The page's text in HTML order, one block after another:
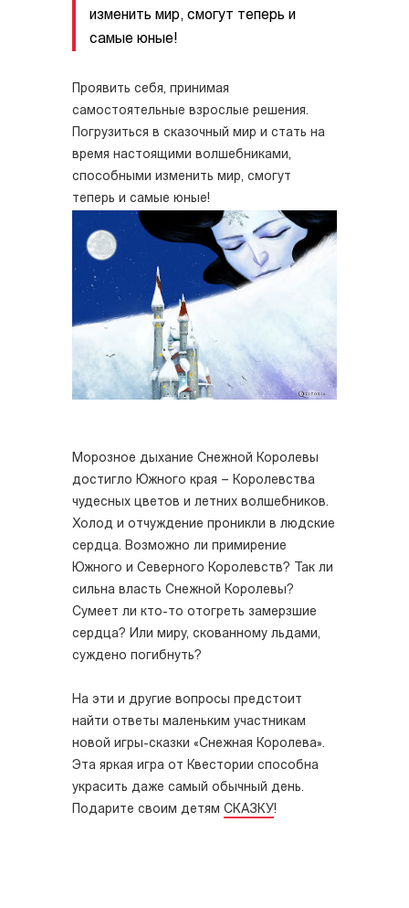
изменить мир, смогут теперь и
самые юные!
Проявить себя, принимая
самостоятельные взрослые решения.
Погрузиться в сказочный мир и стать на
время настоящими волшебниками,
способными изменить мир, смогут
теперь и самые юные!
Морозное дыхание Снежной Королевы
достигло Южного края – Королевства
чудесных цветов и летних волшебников.
Холод и отчуждение проникли в людские
сердца. Возможно ли примирение
Южного и Северного Королевств? Так ли
сильна власть Снежной Королевы?
Сумеет ли кто-то отогреть замерзшие
сердца? Или миру, скованному льдами,
суждено погибнуть?
На эти и другие вопросы предстоит
найти ответы маленьким участникам
новой игры-сказки «Снежная Королева».
Эта яркая игра от Квестории способна
украсить даже самый обычный день.
Подарите своим детям СКАЗКУ!